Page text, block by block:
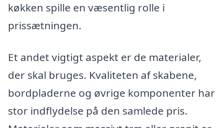
køkken spille en væsentlig rolle i
prissætningen.
Et andet vigtigt aspekt er de materialer,
der skal bruges. Kvaliteten af skabene,
bordpladerne og øvrige komponenter har
stor indflydelse på den samlede pris.